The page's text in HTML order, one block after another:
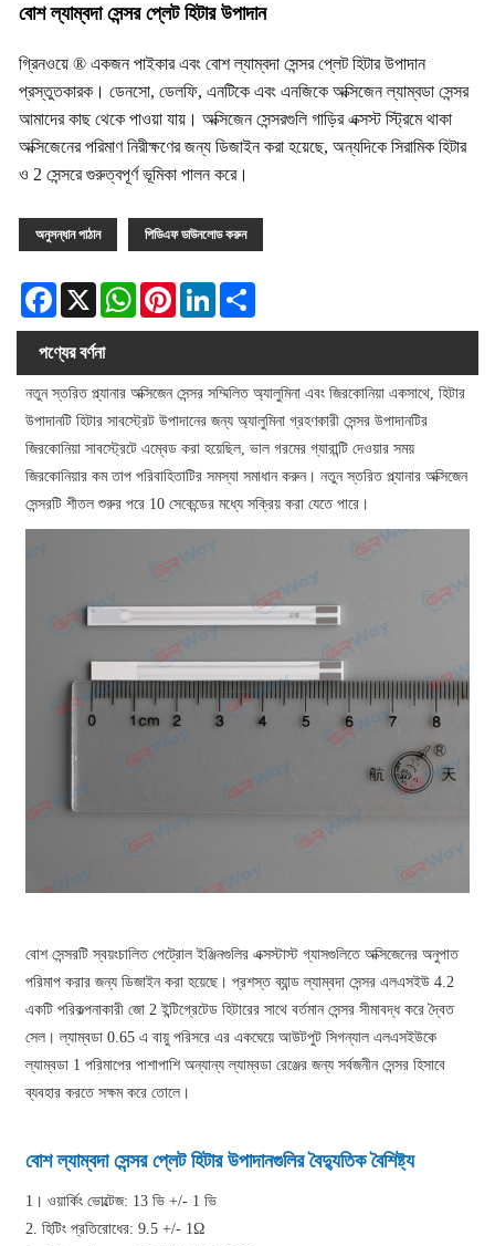
বোশ ল্যাম্বদা সেন্সর প্লেট হিটার উপাদান
গ্রিনওয়ে ® একজন পাইকার এবং বোশ ল্যাম্বদা সেন্সর প্লেট হিটার উপাদান
প্রস্তুতকারক। ডেনসো, ডেলফি, এনটিকে এবং এনজিকে অক্সিজেন ল্যাম্বডা সেন্সর
আমাদের কাছ থেকে পাওয়া যায়। অক্সিজেন সেন্সরগুলি গাড়ির এক্সস্ট স্ট্রিমে থাকা
অক্সিজেনের পরিমাণ নিরীক্ষণের জন্য ডিজাইন করা হয়েছে, অন্যদিকে সিরামিক হিটার
ও 2 সেন্সরে গুরুত্বপূর্ণ ভূমিকা পালন করে।
অনুসন্ধান পাঠান পিডিএফ ডাউনলোড করুন
Facebook
X WhatsAppPinterestLinkedIn
পণ্যের বর্ণনা
নতুন স্তরিত প্ল্যানার অক্সিজেন সেন্সর সম্মিলিত অ্যালুমিনা এবং জিরকোনিয়া একসাথে, হিটার
উপাদানটি হিটার সাবস্ট্রেট উপাদানের জন্য অ্যালুমিনা গ্রহণকারী সেন্সর উপাদানটির
জিরকোনিয়া সাবস্ট্রেটে এম্বেড করা হয়েছিল, ভাল গরমের গ্যারান্টি দেওয়ার সময়
জিরকোনিয়ার কম তাপ পরিবাহিতাটির সমস্যা সমাধান করুন। নতুন স্তরিত প্ল্যানার অক্সিজেন
সেন্সরটি শীতল শুরুর পরে 10 সেকেন্ডের মধ্যে সক্রিয় করা যেতে পারে।
বোশ সেন্সরটি স্বয়ংচালিত পেট্রোল ইঞ্জিনগুলির এক্সস্টাস্ট গ্যাসগুলিতে অক্সিজেনের অনুপাত
পরিমাপ করার জন্য ডিজাইন করা হয়েছে। প্রশস্ত ব্যান্ড ল্যাম্বদা সেন্সর এলএসইউ 4.2
একটি পরিকল্পনাকারী জো 2 ইন্টিগ্রেটেড হিটারের সাথে বর্তমান সেন্সর সীমাবদ্ধ করে দ্বৈত
সেল। ল্যাম্বডা 0.65 এ বায়ু পরিসরে এর একঘেয়ে আউটপুট সিগন্যাল এলএসইউকে
ল্যাম্বডা 1 পরিমাপের পাশাপাশি অন্যান্য ল্যাম্বডা রেঞ্জের জন্য সর্বজনীন সেন্সর হিসাবে
ব্যবহার করতে সক্ষম করে তোলে।
বোশ ল্যাম্বদা সেন্সর প্লেট হিটার উপাদানগুলির বৈদ্যুতিক বৈশিষ্ট্য
1। ওয়ার্কিং ভোল্টেজ: 13 ভি +/- 1 ভি
2. হিটিং প্রতিরোধের: 9.5 +/- 1Ω